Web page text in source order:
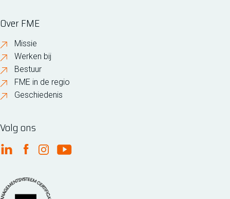
Over FME
Missie
Werken bij
Bestuur
FME in de regio
Geschiedenis
Volg ons
FME Linkedin
FME Facebook
FME Instagram
FME Youtube